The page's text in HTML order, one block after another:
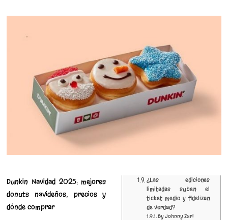
I
1
,
0
2
Dunkin Navidad 2025: mejores
donuts navideños, precios y
dónde comprar
¿Las ediciones
limitadas suben el
ticket medio y fidelizan
de verdad?
By Johnny Zuri